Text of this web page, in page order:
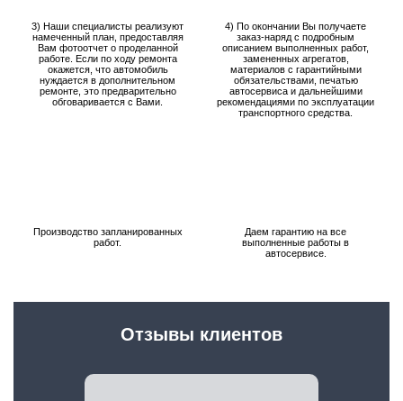
3) Наши специалисты реализуют
намеченный план, предоставляя
Вам фотоотчет о проделанной
работе. Если по ходу ремонта
окажется, что автомобиль
нуждается в дополнительном
ремонте, это предварительно
обговаривается с Вами.
4) По окончании Вы получаете
заказ-наряд с подробным
описанием выполненных работ,
замененных агрегатов,
материалов с гарантийными
обязательствами, печатью
автосервиса и дальнейшими
рекомендациями по эксплуатации
транспортного средства.
Производство запланированных
работ.
Даем гарантию на все
выполненные работы в
автосервисе.
Отзывы клиентов